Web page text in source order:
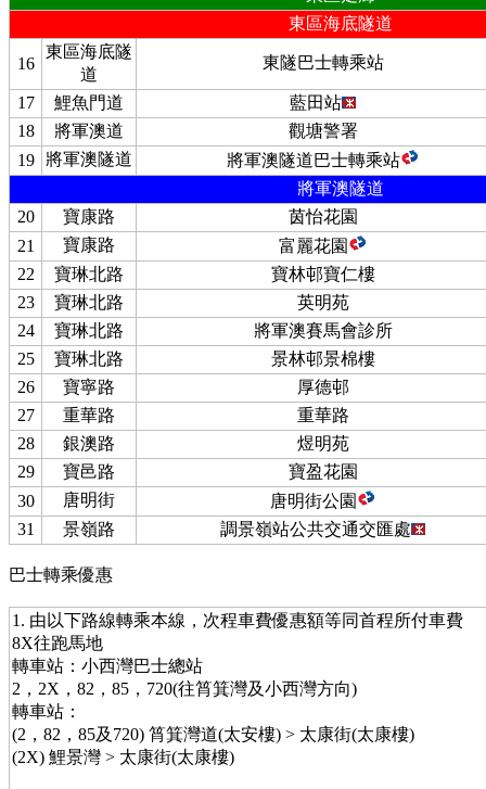
東區海底隧道
16
東區海底隧
道
東隧巴士轉乘站
17 鯉魚門道
藍田站
18
將軍澳道
觀塘警署
19
將軍澳隧道
將軍澳隧道巴士轉乘站
將軍澳隧道
20
寶康路
茵怡花園
21
寶康路
富麗花園
22
寶琳北路
寶林邨寶仁樓
23
寶琳北路
英明苑
24
寶琳北路
將軍澳賽馬會診所
25
寶琳北路
景林邨景棉樓
26
寶寧路
厚德邨
27
重華路
重華路
28
銀澳路
煜明苑
29
寶邑路
寶盈花園
30
唐明街
唐明街公園
31
景嶺路 調景嶺站公共交通交匯處
巴士轉乘優惠
1. 由以下路線轉乘本線，次程車費優惠額等同首程所付車費
8X往跑馬地
轉車站：小西灣巴士總站
2，2X，82，85，720(往筲箕灣及小西灣方向)
轉車站：
(2，82，85及720) 筲箕灣道(太安樓) > 太康街(太康樓)
(2X) 鯉景灣 > 太康街(太康樓)